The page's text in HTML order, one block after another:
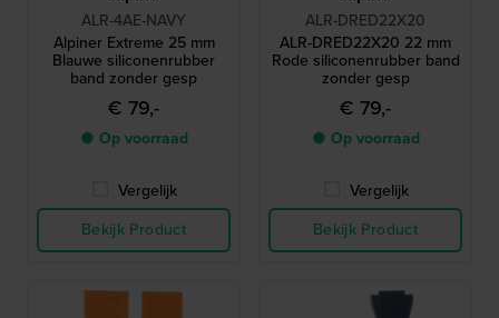
ALR-4AE-NAVY
Alpiner Extreme 25 mm
Blauwe siliconenrubber
band zonder gesp
€ 79,-
● Op voorraad
Vergelijk
Bekijk Product
ALR-DRED22X20
ALR-DRED22X20 22 mm
Rode siliconenrubber band
zonder gesp
€ 79,-
● Op voorraad
Vergelijk
Bekijk Product